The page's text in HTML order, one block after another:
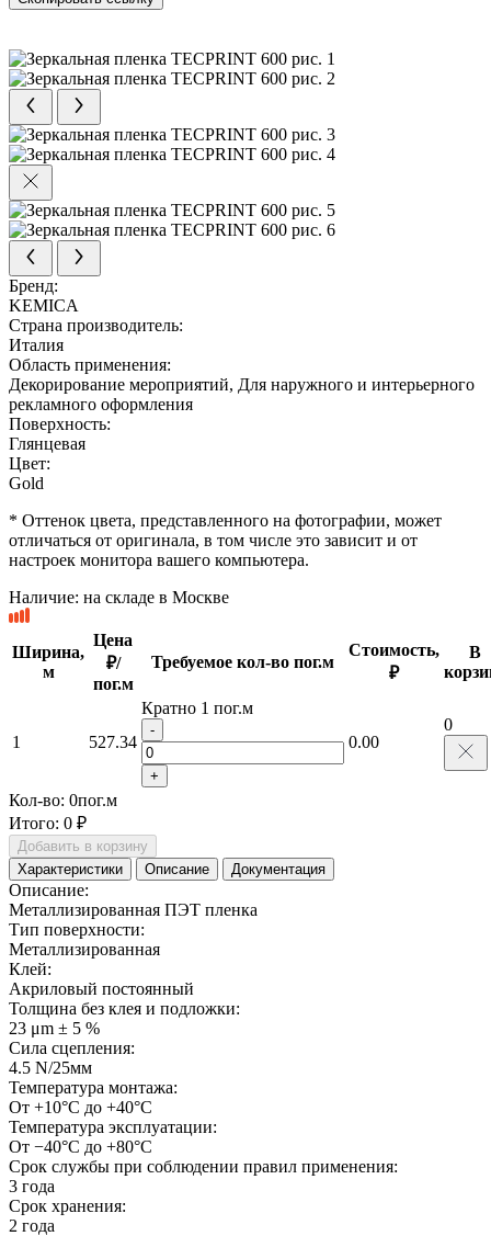
Бренд:
KEMICA
Страна производитель:
Италия
Область применения:
Декорирование мероприятий, Для наружного и интерьерного
рекламного оформления
Поверхность:
Глянцевая
Цвет:
Gold
* Оттенок цвета, представленного на фотографии, может
отличаться от оригинала, в том числе это зависит и от
настроек монитора вашего компьютера.
Наличие: на складе в Москве
Ширина,
м
Цена
₽/
пог.м
Требуемое кол-во пог.м
Стоимость,
₽
В
1 527.34
Кратно 1 пог.м
-
+
0.00
0
Кол-во: 0пог.м
Итого: 0 ₽
Добавить в корзину
Характеристики
Описание Документация
Описание:
Металлизированная ПЭТ пленка
Тип поверхности:
Металлизированная
Клей:
Акриловый постоянный
Толщина без клея и подложки:
23 μm ± 5 %
Сила сцепления:
4.5 N/25мм
Температура монтажа:
От +10°С до +40°С
Температура эксплуатации:
От −40°С до +80°С
Срок службы при соблюдении правил применения:
3 года
Срок хранения:
2 года